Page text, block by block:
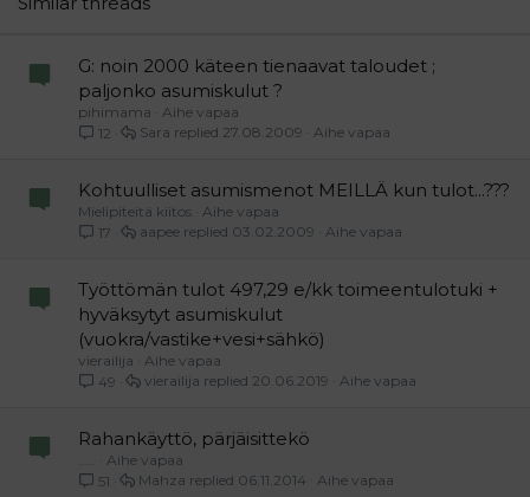
G: noin 2000 käteen tienaavat taloudet ;
paljonko asumiskulut ?
pihimama
Aihe vapaa
12
Aihe vapaa
27.08.2009
Sara
Kohtuulliset asumismenot MEILLÄ kun tulot...???
Mielipiteitä kiitos Aihe vapaa
17
Aihe vapaa
03.02.2009
aapee
Työttömän tulot 497,29 e/kk toimeentulotuki +
hyväksytyt asumiskulut
(vuokra/vastike+vesi+sähkö)
vierailija
Aihe vapaa
49
Aihe vapaa
20.06.2019
vierailija
Rahankäyttö, pärjäisittekö
Aihe vapaa
51
Aihe vapaa
06.11.2014
Mahza